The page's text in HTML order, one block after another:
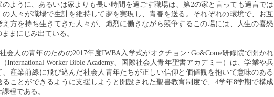
のように、あるいは家よりも長い時間を過ごす職場は、第2の家と言っても過言では
の人々が職場で生計を維持して夢を実現し、青春を送る。それぞれの環境で、お互
え方を持ち生きてきた人々が、熾烈に働きながら競争するこの場には、人生の喜怒
まにじみ出ている。
会人の青年のための2017年度IWBA入学式がオクチョン･Go&Come研修院で開かれ
International Worker Bible Academy、国際社会人青年聖書アカデミー）は、学業や兵
、産業前線に飛び込んだ社会人青年たちが正しい信仰と価値観を抱いて意味のある
ることができるように支援しようと開設された聖書教育制度で、4学年8学期で構成
程である。